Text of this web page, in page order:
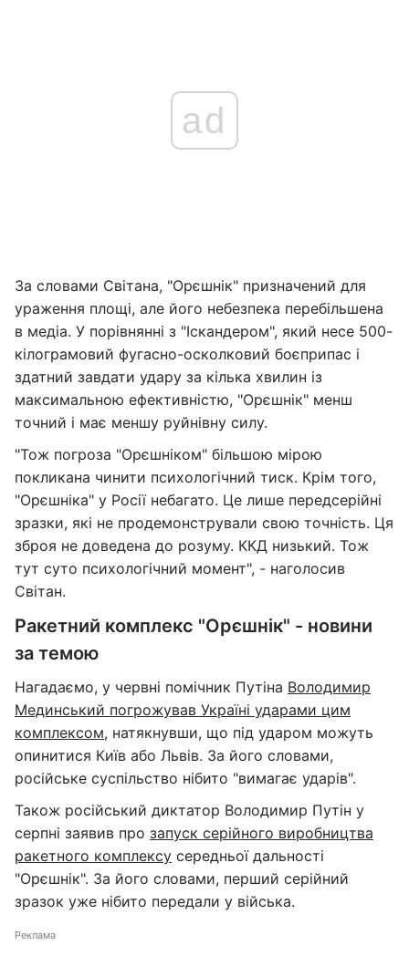
ad
За словами Світанa, "Орєшнік" призначений для
ураження площі, але його небезпека перебільшена
в медіа. У порівнянні з "Іскандером", який несе 500-
кілограмовий фугасно-осколковий боєприпас і
здатний завдати удару за кілька хвилин із
максимальною ефективністю, "Орєшнік" менш
точний і має меншу руйнівну силу.
"Тож погроза "Орєшніком" більшою мірою
покликана чинити психологічний тиск. Крім того,
"Орєшніка" у Росії небагато. Це лише передсерійні
зразки, які не продемонстрували свою точність. Ця
зброя не доведена до розуму. ККД низький. Тож
тут суто психологічний момент", - наголосив
Світан.
Ракетний комплекс "Орєшнік" - новини
за темою
Нагадаємо, у червні помічник Путіна Володимир
Мединський погрожував Україні ударами цим
комплексом, натякнувши, що під ударом можуть
опинитися Київ або Львів. За його словами,
російське суспільство нібито "вимагає ударів".
Також російський диктатор Володимир Путін у
серпні заявив про запуск серійного виробництва
ракетного комплексу середньої дальності
"Орєшнік". За його словами, перший серійний
зразок уже нібито передали у війська.
Реклама